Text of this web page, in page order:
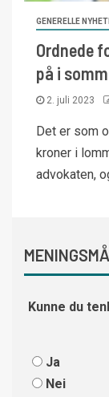
GENERELLE
Ordnede
på i
2. juli 2023
Det er som
kroner i
advokaten,
Kunne du
Ja
Nei